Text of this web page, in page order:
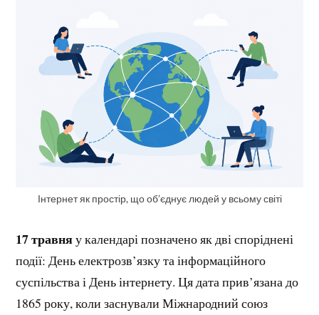
Інтернет як простір, що об’єднує людей у всьому світі
17 травняу календарі позначено як дві споріднені
події: День електрозв’язку та інформаційного
суспільства і День інтернету. Ця дата прив’язана до
1865 року, коли заснували Міжнародний союз